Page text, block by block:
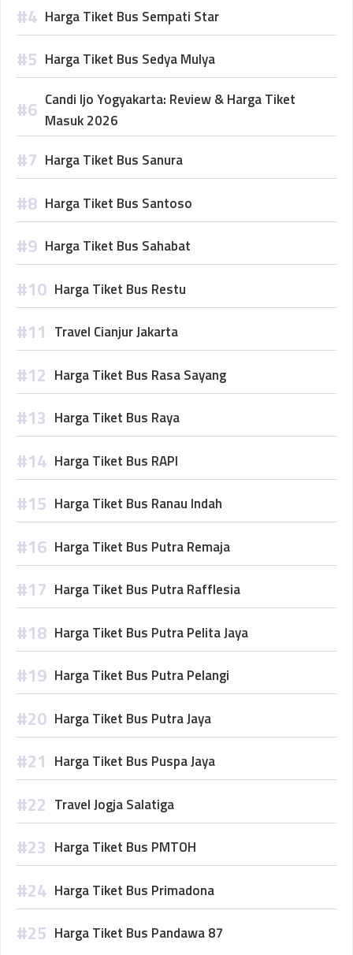
Harga Tiket Bus Sempati Star
Harga Tiket Bus Sedya Mulya
Candi Ijo Yogyakarta: Review & Harga Tiket
Masuk 2026
Harga Tiket Bus Sanura
Harga Tiket Bus Santoso
Harga Tiket Bus Sahabat
Harga Tiket Bus Restu
Travel Cianjur Jakarta
Harga Tiket Bus Rasa Sayang
Harga Tiket Bus Raya
Harga Tiket Bus RAPI
Harga Tiket Bus Ranau Indah
Harga Tiket Bus Putra Remaja
Harga Tiket Bus Putra Rafflesia
Harga Tiket Bus Putra Pelita Jaya
Harga Tiket Bus Putra Pelangi
Harga Tiket Bus Putra Jaya
Harga Tiket Bus Puspa Jaya
Travel Jogja Salatiga
Harga Tiket Bus PMTOH
Harga Tiket Bus Primadona
Harga Tiket Bus Pandawa 87